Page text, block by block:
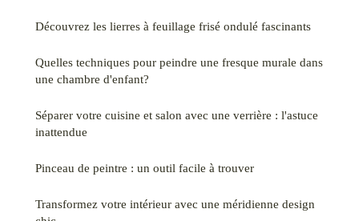
Découvrez les lierres à feuillage frisé ondulé fascinants
Quelles techniques pour peindre une fresque murale dans
une chambre d'enfant?
Séparer votre cuisine et salon avec une verrière : l'astuce
inattendue
Pinceau de peintre : un outil facile à trouver
Transformez votre intérieur avec une méridienne design